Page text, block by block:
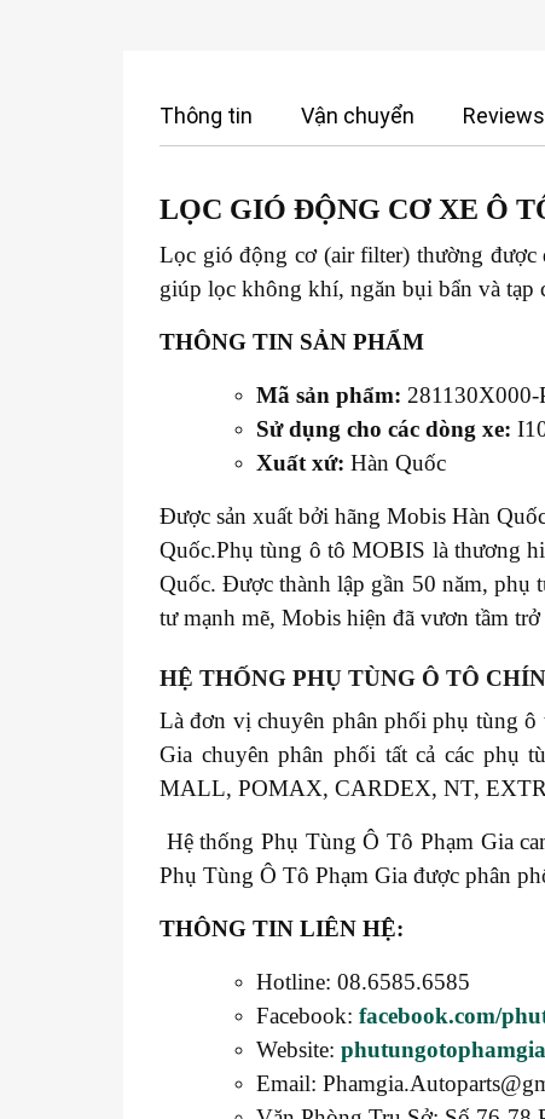
Thông tin Vận chuyển
LỌC GIÓ ĐỘNG CƠ XE Ô
Lọc gió động cơ (air filter) thường
giúp lọc không khí, ngăn bụi bẩn và tạp
THÔNG TIN SẢN PHẨM
Mã sản phẩm: 281130X000-
Sử dụng cho các dòng xe:
Xuất xứ: Hàn Quốc
Được sản xuất bởi hãng Mobis Hàn
Quốc.Phụ tùng ô tô MOBIS là thương
Quốc. Được thành lập gần 50 năm,
tư mạnh mẽ, Mobis hiện đã vươn tầm
HỆ THỐNG PHỤ TÙNG Ô TÔ
Là đơn vị chuyên phân phối phụ tùng
Gia chuyên phân phối tất cả các
MALL, POMAX, CARDEX, NT,
Hệ thống Phụ Tùng Ô Tô Phạm Gia
Phụ Tùng Ô Tô Phạm Gia được phân
THÔNG TIN LIÊN HỆ:
Hotline: 08.6585.6585
Facebook: facebook.com/
Website:
Email: